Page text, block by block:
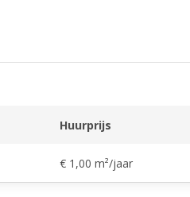
Huurprijs
€ 1,00 m²/jaar